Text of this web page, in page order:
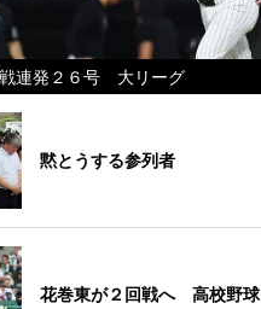
連発２６号 大リーグ
黙とうする参列者
花巻東が２回戦へ 高校野球